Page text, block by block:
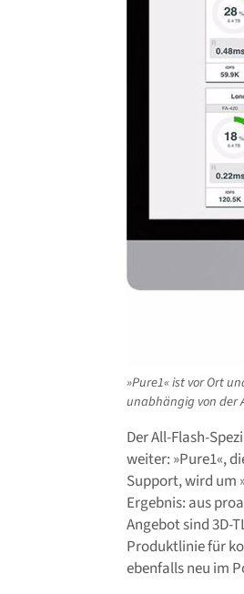
»Pure1« ist vor Ort
unabhängig von der
Der All-Flash-
weiter: »Pure1«,
Support, wird um
Ergebnis: aus
Angebot sind 3D-
Produktlinie für
ebenfalls neu im